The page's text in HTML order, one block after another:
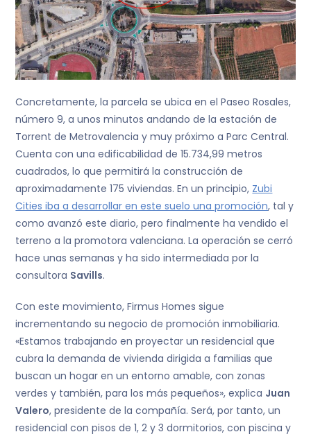
Concretamente, la parcela se ubica en el Paseo Rosales,
número 9, a unos minutos andando de la estación de
Torrent de Metrovalencia y muy próximo a Parc Central.
Cuenta con una edificabilidad de 15.734,99 metros
cuadrados, lo que permitirá la construcción de
aproximadamente 175 viviendas. En un principio, Zubi
Cities iba a desarrollar en este suelo una promoción, tal y
como avanzó este diario, pero finalmente ha vendido el
terreno a la promotora valenciana. La operación se cerró
hace unas semanas y ha sido intermediada por la
consultora Savills.
Con este movimiento, Firmus Homes sigue
incrementando su negocio de promoción inmobiliaria.
«Estamos trabajando en proyectar un residencial que
cubra la demanda de vivienda dirigida a familias que
buscan un hogar en un entorno amable, con zonas
verdes y también, para los más pequeños», explica Juan
Valero, presidente de la compañía. Será, por tanto, un
residencial con pisos de 1, 2 y 3 dormitorios, con piscina y